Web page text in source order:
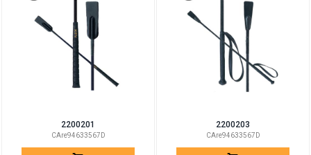
2200201
CAre94633567D
2200203
CAre94633567D